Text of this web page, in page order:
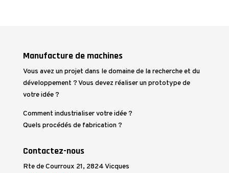
Manufacture de machines
Vous avez un projet dans le domaine de la recherche et du
développement ? Vous devez réaliser un prototype de
votre idée ?
Comment industrialiser votre idée ?
Quels procédés de fabrication ?
Contactez-nous
Rte de Courroux 21, 2824 Vicques